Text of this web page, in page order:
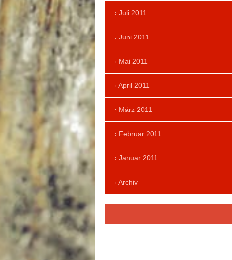
Juli 2011
Juni 2011
Mai 2011
April 2011
März 2011
Februar 2011
Januar 2011
Archiv